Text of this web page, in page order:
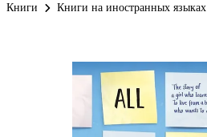
Книги Книги на иностранных языках